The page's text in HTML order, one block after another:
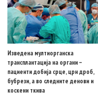
Изведена мултиорганска
трансплантација на органи –
пациенти добија срце, црн дроб,
бубрези, а во следните денови и
коскени ткива